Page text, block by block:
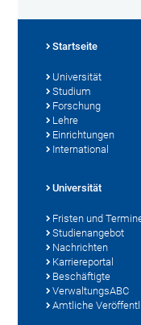
Startseite
Universität
Studium
Forschung
Lehre
Einrichtungen
International
Universität
Fristen und
Studienangebot
Nachrichten
Karriereportal
Beschäftigte
VerwaltungsABC
Amtliche